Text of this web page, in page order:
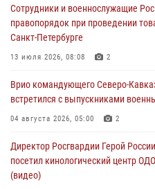
В Курске росгвардейцы приняли
второй годовщине вторжения ВСУ
06 августа 2026, 11:56
угрожавшего подростку
06 августа 2026, 11:33
крупная нарколаборатория
Сотрудники и военнослужащие
правопорядок при проведении
Санкт-Петербурге
13 июля 2026, 08:08 2
Врио командующего Северо-
встретился с выпускниками
04 августа 2026, 05:00 2
Директор Росгвардии Герой
посетил кинологический центр
(видео)